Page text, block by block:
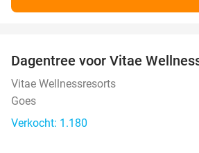
Dagentree voor Vitae
Vitae Wellnessresorts
Goes
Verkocht: 1.180